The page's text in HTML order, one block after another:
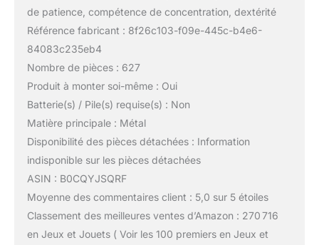
de patience, compétence de concentration, dextérité
Référence fabricant : 8f26c103-f09e-445c-b4e6-
84083c235eb4
Nombre de pièces : 627
Produit à monter soi-même : Oui
Batterie(s) / Pile(s) requise(s) : Non
Matière principale : Métal
Disponibilité des pièces détachées : Information
indisponible sur les pièces détachées
ASIN : B0CQYJSQRF
Moyenne des commentaires client : 5,0 sur 5 étoiles
Classement des meilleures ventes d’Amazon : 270 716
en Jeux et Jouets ( Voir les 100 premiers en Jeux et